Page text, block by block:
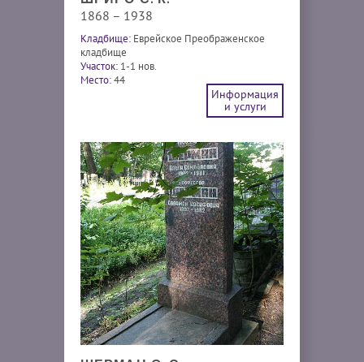
1868 – 1938
Кладбище: Еврейское Преображенское
кладбище
Участок: 1-1 нов.
Место:44
Информация
и услуги